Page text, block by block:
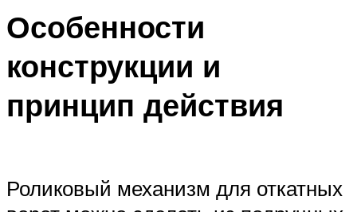
Особенности
конструкции и
принцип действия
Роликовый механизм для откатных